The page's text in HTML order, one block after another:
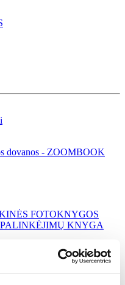
FOTOKNYGOS
PALINKĖJIMŲ KNYGA
VESTUVĖS